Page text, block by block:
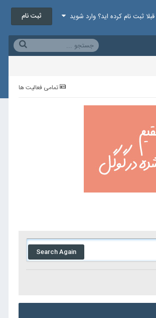
قبلا ثبت نام کرده اید؟ وارد شوید ثبت نام
تمامی فعالیت ها
Search Again